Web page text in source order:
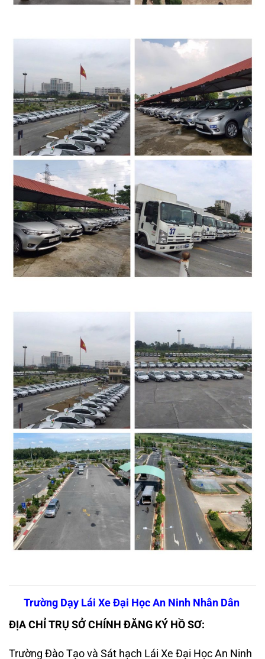
Trường Dạy Lái Xe Đại Học An Ninh Nhân Dân
ĐỊA CHỈ TRỤ SỞ CHÍNH ĐĂNG KÝ HỒ SƠ:
Trường Đào Tạo và Sát hạch Lái Xe Đại Học An Ninh